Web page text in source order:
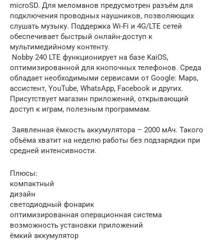
microSD. Для меломанов предусмотрен разъём для
подключения проводных наушников, позволяющих
слушать музыку. Поддержка Wi-Fi и 4G/LTE сетей
обеспечивает быстрый онлайн-доступ к
мультимедийному контенту.
Nobby 240 LTE функционирует на базе KaiOS,
оптимизированной для кнопочных телефонов. Среда
обладает необходимыми сервисами от Google: Maps,
ассистент, YouTube, WhatsApp, Facebook и других.
Присутствует магазин приложений, открывающий
доступ к играм, полезным программам.
Заявленная ёмкость аккумулятора – 2000 мАч. Такого
объёма хватит на неделю работы без подзарядки при
средней интенсивности.
Плюсы:
компактный
дизайн
светодиодный фонарик
оптимизированная операционная система
возможность установки приложений
ёмкий аккумулятор